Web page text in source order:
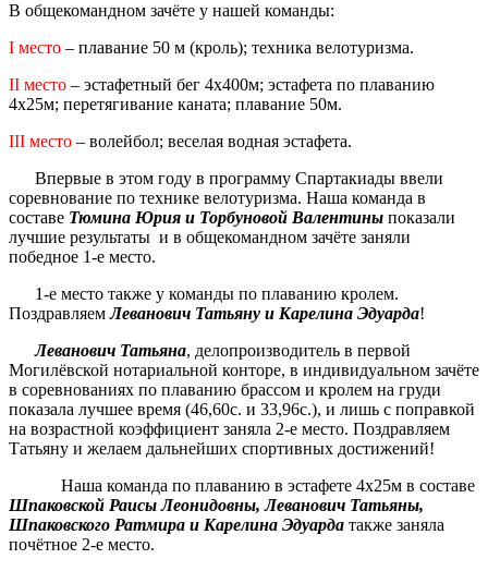
В общекомандном зачёте у нашей команды:
I место – плавание 50 м (кроль); техника велотуризма.
II место – эстафетный бег 4х400м; эстафета по плаванию
4х25м; перетягивание каната; плавание 50м.
III место – волейбол; веселая водная эстафета.
Впервые в этом году в программу Спартакиады ввели
соревнование по технике велотуризма. Наша команда в
составе Тюмина Юрия и Торбуновой Валентины показали
лучшие результаты и в общекомандном зачёте заняли
победное 1-е место.
1-е место также у команды по плаванию кролем.
ПоздравляемЛеванович Татьяну и Карелина Эдуарда!
Леванович Татьяна, делопроизводитель в первой
Могилёвской нотариальной конторе, в индивидуальном зачёте
в соревнованиях по плаванию брассом и кролем на груди
показала лучшее время (46,60с. и 33,96с.), и лишь с поправкой
на возрастной коэффициент заняла 2-е место. Поздравляем
Татьяну и желаем дальнейших спортивных достижений!
Наша команда по плаванию в эстафете 4х25м в составе
Шпаковской Раисы Леонидовны, Леванович Татьяны,
Шпаковского Ратмира и Карелина Эдуарда также заняла
почётное 2-е место.